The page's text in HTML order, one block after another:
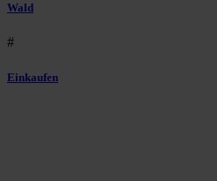
Wald
#
Einkaufen